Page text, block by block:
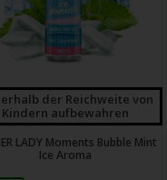
der Reichweite von
Kindern aufbewahren
LADY Moments Bubble Mint
Ice Aroma